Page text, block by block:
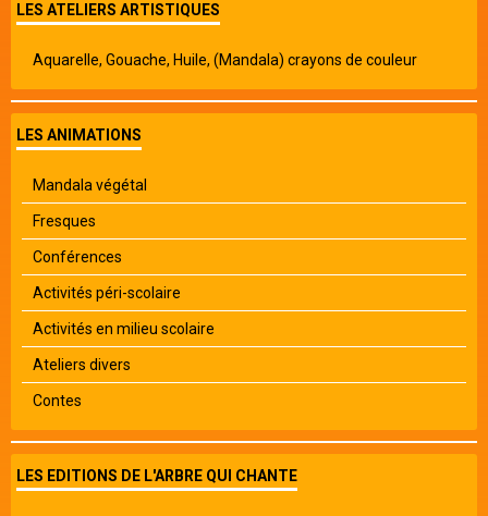
LES ATELIERS ARTISTIQUES
Aquarelle, Gouache, Huile, (Mandala) crayons de couleur
LES ANIMATIONS
Mandala végétal
Fresques
Conférences
Activités péri-scolaire
Activités en milieu scolaire
Ateliers divers
Contes
LES EDITIONS DE L'ARBRE QUI CHANTE